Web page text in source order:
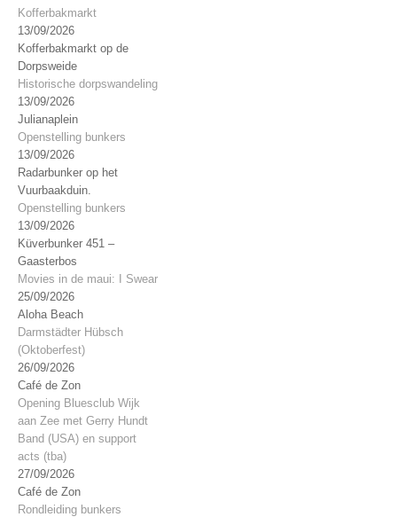
Kofferbakmarkt
13/09/2026
Kofferbakmarkt op de
Dorpsweide
Historische dorpswandeling
13/09/2026
Julianaplein
Openstelling bunkers
13/09/2026
Radarbunker op het
Vuurbaakduin.
Openstelling bunkers
13/09/2026
Küverbunker 451 –
Gaasterbos
Movies in de maui: I Swear
25/09/2026
Aloha Beach
Darmstädter Hübsch
(Oktoberfest)
26/09/2026
Café de Zon
Opening Bluesclub Wijk
aan Zee met Gerry Hundt
Band (USA) en support
acts (tba)
27/09/2026
Café de Zon
Rondleiding bunkers